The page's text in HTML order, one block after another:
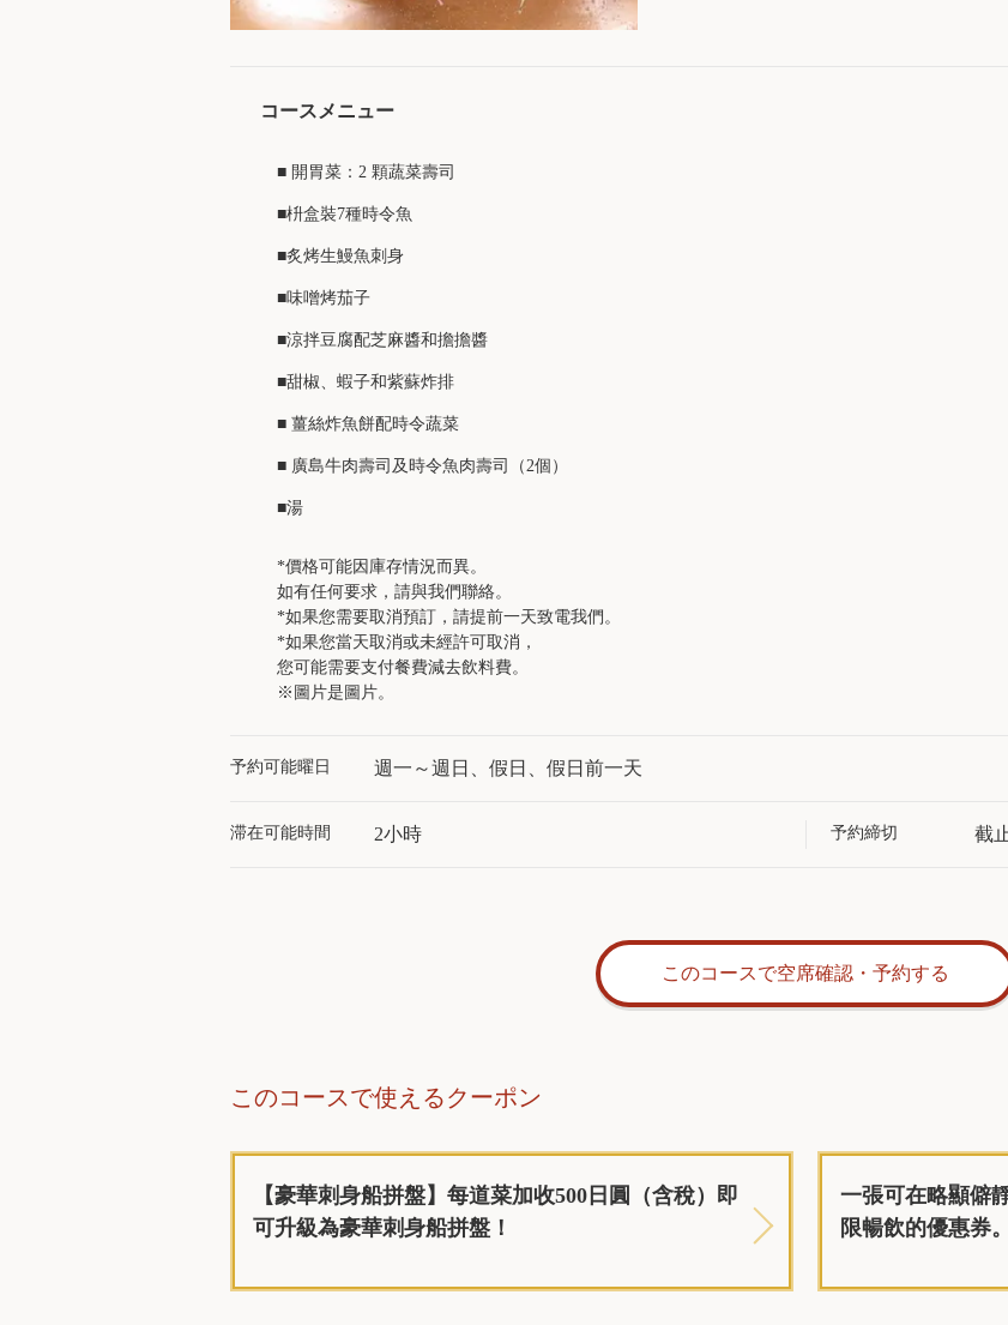
コースメニュー
■ 開胃菜：2 顆蔬菜壽司
■枡盒裝7種時令魚
■炙烤生鰻魚刺身
■味噌烤茄子
■涼拌豆腐配芝麻醬和擔擔醬
■甜椒、蝦子和紫蘇炸排
■ 薑絲炸魚餅配時令蔬菜
■ 廣島牛肉壽司及時令魚肉壽司（2個）
■湯
*價格可能因庫存情況而異。
如有任何要求，請與我們聯絡。
*如果您需要取消預訂，請提前一天致電我們。
*如果您當天取消或未經許可取消，
您可能需要支付餐費減去飲料費。
※圖片是圖片。
予約可能曜日 週一～週日、假日、假日前一天
滞在可能時間 2小時 予約締切 截
このコースで空席確認・予約する
このコースで使えるクーポン
【豪華刺身船拼盤】每道菜加收500日圓（含稅）即
可升級為豪華刺身船拼盤！
一張可在略顯僻
限暢飲的優惠券。